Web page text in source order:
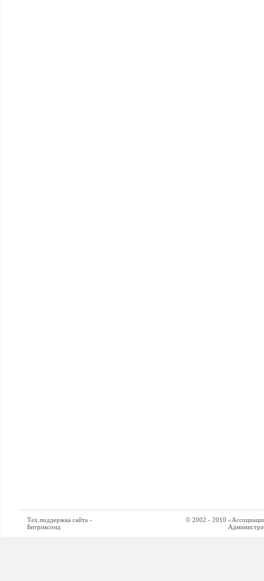
Тех.поддержка сайта -
Битриксоид
© 2002 - 2010 «Ассоциация